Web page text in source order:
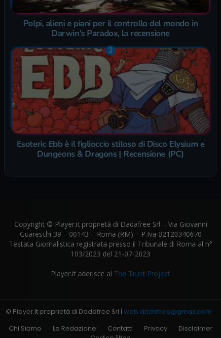
Polpi, alieni e piani per il controllo del mondo in
Darwin’s Paradox, la recensione
Esoteric Ebb è il figlioccio stiloso di Disco Elysium e
Dungeons & Dragons | Recensione (PC)
Copyright © Player.it proprietà di Dadafree Srl – Via Giovanni
Guareschi 39 – 00143 – Roma (RM) – P.Iva 02120340670
Testata Giornalistica registrata presso il Tribunale di Roma al n°
103/2023 del 21-07-2023
Player.it aderisce al The Trust Project
© Player.it proprietà di Dadafree Srl | web.dadafree@gmail.com
Chi Siamo
La Redazione Contatti Privacy
Disclaimer